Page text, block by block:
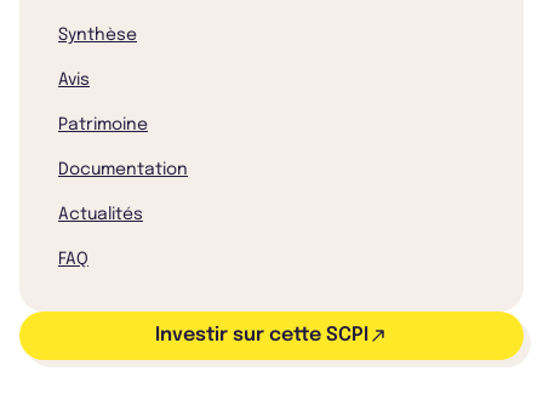
Synthèse
Avis
Patrimoine
Documentation
Actualités
FAQ
Investir sur cette SCPI